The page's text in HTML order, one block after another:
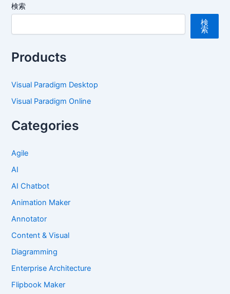
検索
検
索
Products
Visual Paradigm Desktop
Visual Paradigm Online
Categories
Agile
AI
AI Chatbot
Animation Maker
Annotator
Content & Visual
Diagramming
Enterprise Architecture
Flipbook Maker